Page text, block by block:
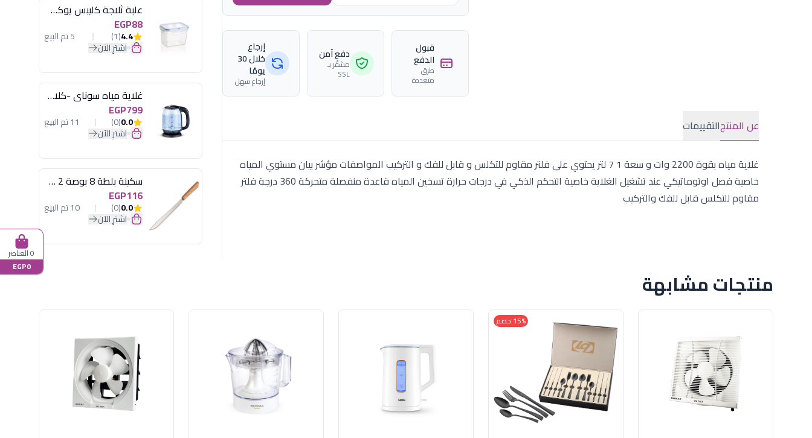
قبول
الدفع
طرق
متعددة
دفع آمن
مشفّر بـ
SSL
إرجاع
خلال 30
يومًا
إرجاع سهل
عن المنتجالتقييمات
غلاية مياه بقوة 2200 وات و سعة 1 7 لتر يحتوي على فلتر مقاوم للتكلس و قابل للفك و التركيب المواصفات مؤشر بيان مستوي المياه
خاصية فصل اوتوماتيكي عند تشغيل الغلاية خاصية التحكم الذكي في درجات حرارة تسخين المياه قاعدة منفصلة متحركة 360 درجة فلتر
مقاوم للتكلس قابل للفك والتركيب
علبة ثلاجة كليبس يوكسان
EGP88
4.4
(1) 5 تم البيع
اشترِ الآن
غلاية مياه سوناي -كلاسيك 2200 وات، 1.7 لتر زجاج اضائة ليد - MAR-3752
EGP799
0.0
(0) 11 تم البيع
اشترِ الآن
سكينة بلطة 8 بوصة 2 مسمار
EGP116
0.0
(0) 10 تم البيع
اشترِ الآن
منتجات مشابهة
15% خصم
0 العناصر
EGP0